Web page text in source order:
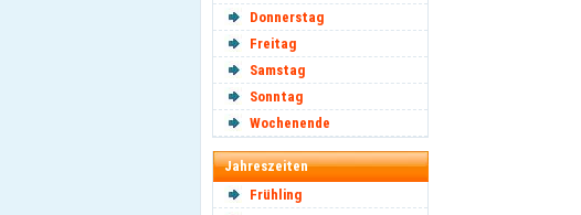
Donnerstag
Freitag
Samstag
Sonntag
Wochenende
Jahreszeiten
Frühling